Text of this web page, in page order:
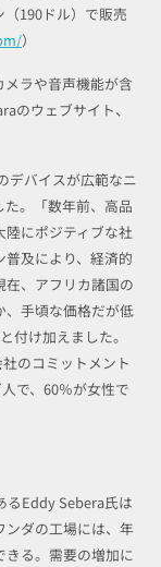
（190ドル）で販売
）
ラや音声機能が含
のウェブサイト、
デバイスが広範なニ
。「数年前、高品
にポジティブな社
及により、経済的
、アフリカ諸国の
、手頃な価格だが低
付け加えました。
のコミットメント
で、60％が女性で
るEddy Sebera氏は
ンダの工場には、年
る。需要の増加に